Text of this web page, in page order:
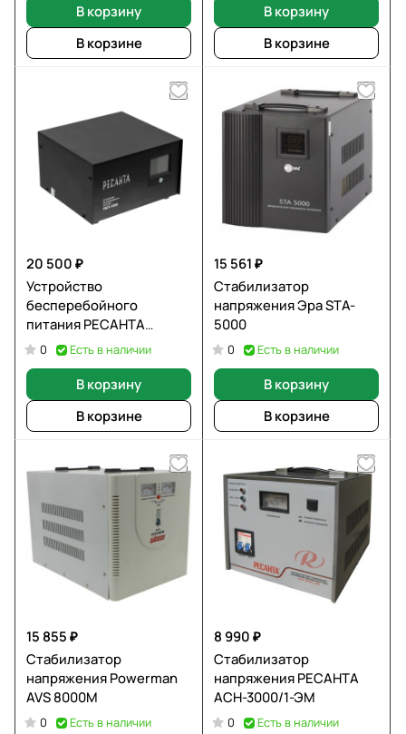
В корзину
В корзине
В корзину
В корзине
20 500 ₽
Устройство
бесперебойного
питания РЕСАНТА
УБП-1000 61/49/4
0 Есть в наличии
В корзину
В корзине
15 561 ₽
Стабилизатор
напряжения Эра STA-
5000
0 Есть в наличии
В корзину
В корзине
15 855 ₽
Стабилизатор
напряжения Powerman
AVS 8000M
0 Есть в наличии
8 990 ₽
Стабилизатор
напряжения РЕСАНТА
АСН-3000/1-ЭМ
0 Есть в наличии